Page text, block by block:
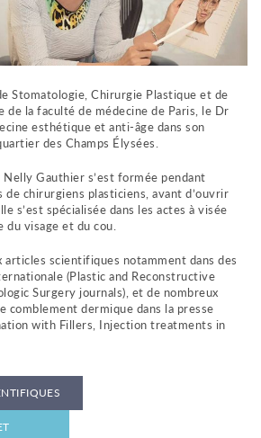
Stomatologie, Chirurgie Plastique et de
de la faculté de médecine de Paris, le Dr
esthétique et anti-âge dans son
des Champs Élysées.
Gauthier s’est formée pendant
de chirurgiens plasticiens, avant d’ouvrir
s’est spécialisée dans les actes à visée
visage et du cou.
scientifiques notamment dans des
(Plastic and Reconstructive
Surgery journals), et de nombreux
comblement dermique dans la presse
with Fillers, Injection treatments in